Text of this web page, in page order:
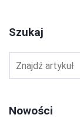
Szukaj
Nowości